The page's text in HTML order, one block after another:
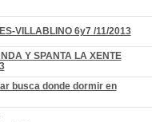
VILLABLINO 6y7 /11/2013
Y SPANTA LA XENTE
busca donde dormir en